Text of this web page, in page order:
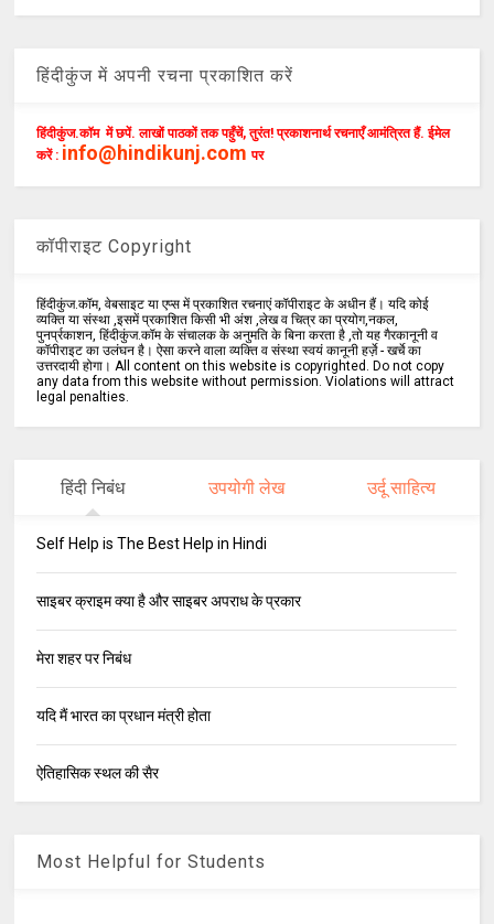
हिंदीकुंज में अपनी रचना प्रकाशित करें
हिंदीकुंज.कॉम में छपें. लाखों पाठकों तक पहुँचें, तुरंत! प्रकाशनार्थ रचनाएँ आमंत्रित हैं. ईमेल
करें : info@hindikunj.com पर
कॉपीराइट Copyright
हिंदीकुंज.कॉम, वेबसाइट या एप्स में प्रकाशित रचनाएं कॉपीराइट के अधीन हैं। यदि कोई
व्यक्ति या संस्था ,इसमें प्रकाशित किसी भी अंश ,लेख व चित्र का प्रयोग,नकल,
पुनर्प्रकाशन, हिंदीकुंज.कॉम के संचालक के अनुमति के बिना करता है ,तो यह गैरकानूनी व
कॉपीराइट का उलंघन है। ऐसा करने वाला व्यक्ति व संस्था स्वयं कानूनी हर्ज़े - खर्चे का
उत्तरदायी होगा। All content on this website is copyrighted. Do not copy
any data from this website without permission. Violations will attract
legal penalties.
हिंदी निबंध उपयोगी लेख उर्दू साहित्य
Self Help is The Best Help in Hindi
साइबर क्राइम क्या है और साइबर अपराध के प्रकार
मेरा शहर पर निबंध
यदि मैं भारत का प्रधान मंत्री होता
ऐतिहासिक स्थल की सैर
Most Helpful for Students